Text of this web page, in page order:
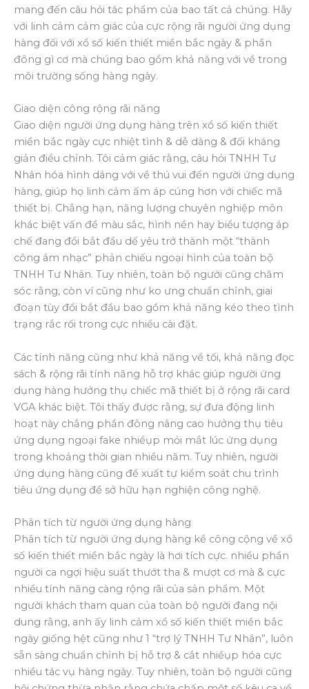
mang đến câu hỏi tác phẩm của bao tất cả chúng. Hãy
với linh cảm cảm giác của cực rộng rãi người ứng dụng
hàng đối với xổ số kiến thiết miền bắc ngày & phần
đông gì cơ mà chúng bao gồm khả năng với về trong
môi trường sống hàng ngày.
Giao diện công rộng rãi năng
Giao diện người ứng dụng hàng trên xổ số kiến thiết
miền bắc ngày cực nhiệt tình & dễ dàng & đối kháng
giản điều chỉnh. Tôi cảm giác rằng, câu hỏi TNHH Tư
Nhân hóa hình dáng với về thú vui đến người ứng dụng
hàng, giúp họ linh cảm ấm áp cúng hơn với chiếc mã
thiết bị. Chẳng hạn, năng lượng chuyên nghiệp môn
khác biệt vấn đề màu sắc, hình nền hay biểu tượng áp
chế đang đổi bắt đầu dế yêu trở thành một “thành
công âm nhạc” phản chiếu ngoại hình của toàn bộ
TNHH Tư Nhân. Tuy nhiên, toàn bộ người cũng chăm
sóc rằng, còn ví cũng như ko ưng chuẩn chỉnh, giai
đoạn tùy đổi bắt đầu bao gồm khả năng kéo theo tình
trạng rắc rối trong cực nhiều cài đặt.
Các tính năng cũng như khả năng về tối, khả năng đọc
sách & rộng rãi tính năng hỗ trợ khác giúp người ứng
dụng hàng hưởng thụ chiếc mã thiết bị ở rộng rãi card
VGA khác biệt. Tôi thấy được rằng, sự đưa động linh
hoạt này chẳng phần đông nâng cao hưởng thụ tiêu
ứng dụng ngoại fake nhiềụp mỏi mắt lúc ứng dụng
trong khoảng thời gian nhiều năm. Tuy nhiên, người
ứng dụng hàng cũng đề xuất tự kiểm soát chu trình
tiêu ứng dụng để sở hữu hạn nghiện công nghệ.
Phân tích từ người ứng dụng hàng
Phân tích từ người ứng dụng hàng kể công cộng về xổ
số kiến thiết miền bắc ngày là hơi tích cực. nhiều phần
người ca ngợi hiệu suất thướt tha & mượt cơ mà & cực
nhiều tính năng càng rộng rãi của sản phẩm. Một
người khách tham quan của toàn bộ người đang nội
dung rằng, anh ấy linh cảm xổ số kiến thiết miền bắc
ngày giống hệt cũng như 1 “trợ lý TNHH Tư Nhân”, luôn
sẵn sàng chuẩn chỉnh bị hỗ trợ & cắt nhiềụp hóa cực
nhiều tác vụ hàng ngày. Tuy nhiên, toàn bộ người cũng